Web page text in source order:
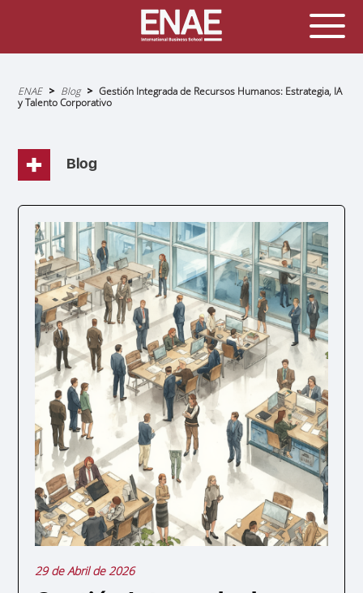
Sobrescribir
enlaces
de
navegación
ENAE Blog
Gestión Integrada de Recursos Humanos: Estrategia, IA
y Talento Corporativo
Blog
29 de Abril de 2026